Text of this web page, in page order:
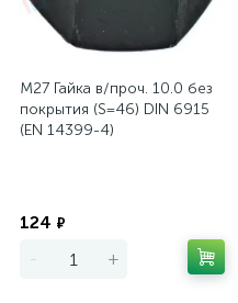
М27 Гайка в/проч. 10.0 без
покрытия (S=46) DIN 6915
(EN 14399-4)
124 ₽
- +